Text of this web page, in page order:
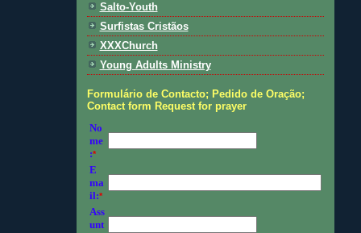
Salto-Youth
Surfistas Cristãos
XXXChurch
Young Adults Ministry
Formulário de Contacto; Pedido de Oração;
Contact form Request for prayer
No
me
:*
E
ma
il:*
Ass
unt